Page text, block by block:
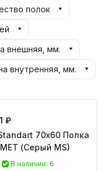
полок
внешняя, мм.
внутренняя, мм.
₽
70х60 Полка
(Серый MS)
В наличии: 6